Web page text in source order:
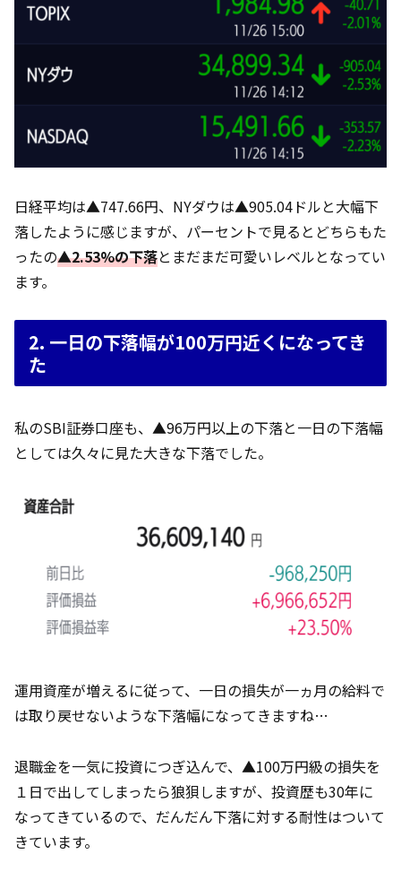
日経平均は▲747.66円、NYダウは▲905.04ドルと大幅下
落したように感じますが、パーセントで見るとどちらもた
ったの▲2.53%の下落とまだまだ可愛いレベルとなってい
ます。
2. 一日の下落幅が100万円近くになってき
た
私のSBI証券口座も、▲96万円以上の下落と一日の下落幅
としては久々に見た大きな下落でした。
運用資産が増えるに従って、一日の損失が一ヵ月の給料で
は取り戻せないような下落幅になってきますね…
退職金を一気に投資につぎ込んで、▲100万円級の損失を
１日で出してしまったら狼狽しますが、投資歴も30年に
なってきているので、だんだん下落に対する耐性はついて
きています。